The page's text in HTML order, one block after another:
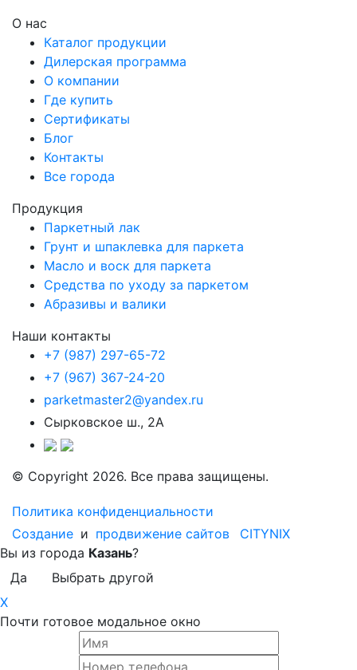
О нас
Каталог продукции
Дилерская программа
О компании
Где купить
Сертификаты
Блог
Контакты
Все города
Продукция
Паркетный лак
Грунт и шпаклевка для паркета
Масло и воск для паркета
Средства по уходу за паркетом
Абразивы и валики
Наши контакты
+7 (987) 297-65-72
+7 (967) 367-24-20
parketmaster2@yandex.ru
Сырковское ш., 2А
© Copyright 2026. Все права защищены.
Политика конфиденциальности
Создание и продвижение сайтов
CITYNIX
Вы из города Казань?
Да
Выбрать другой
X
Почти готовое модальное окно